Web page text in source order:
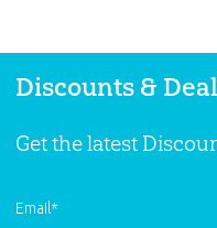
magazine, read by
‘big decade’ birthday
that included faith-
Discounts &
Get the latest
Email*